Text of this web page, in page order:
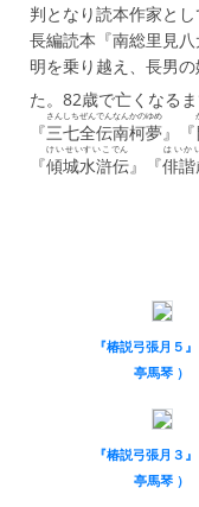
判となり読本作家と
長編読本『南総里見
明を乗り越え、長男
た。82歳で亡くなる
『三七全伝南柯夢
さんしちぜんでんなんかのゆめ
』『
『傾城水滸伝
けいせいすいこでん
』『俳
はいか
『椿説弓張月５』 （ 曲
亭馬琴 ）
『椿説弓張月３』 （ 曲
亭馬琴 ）